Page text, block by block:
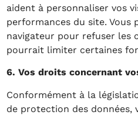
aident à personnaliser vos
performances du site. Vous
navigateur pour refuser les
pourrait limiter certaines
6. Vos droits concernant
Conformément à la
de protection des données,